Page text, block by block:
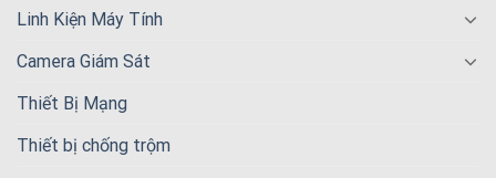
Linh Kiện Máy Tính
Camera Giám Sát
Thiết Bị Mạng
Thiết bị chống trộm